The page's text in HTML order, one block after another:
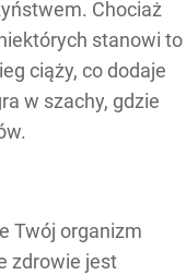
Chociaż
stanowi to
ciąży, co dodaje
w szachy, gdzie
Twój organizm
zdrowie jest